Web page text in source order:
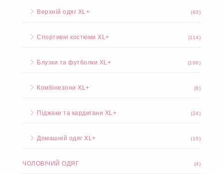
Верхній одяг XL+ (63)
Спортивні костюми XL+ (114)
Блузки та футболки XL+ (106)
Комбінезони XL+ (6)
Піджаки та кардигани XL+ (24)
Домашній одяг XL+ (15)
ЧОЛОВІЧИЙ ОДЯГ (4)